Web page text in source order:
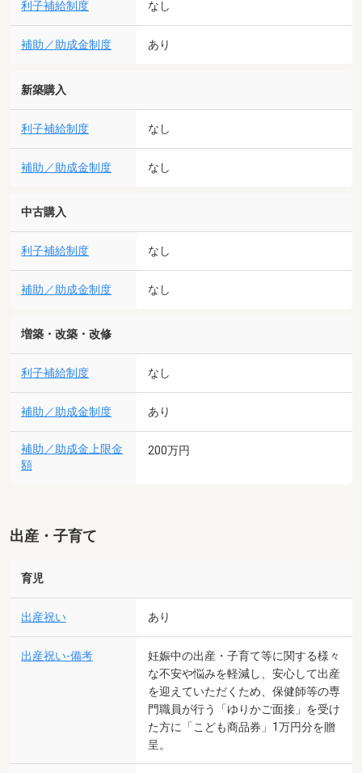
利子補給制度 なし
補助／助成金制度 あり
新築購入
利子補給制度 なし
補助／助成金制度 なし
中古購入
利子補給制度 なし
補助／助成金制度 なし
増築・改築・改修
利子補給制度 なし
補助／助成金制度 あり
補助／助成金上限金
額
200万円
出産・子育て
育児
出産祝い あり
出産祝い-備考
妊娠中の出産・子育て等に関する様々
な不安や悩みを軽減し、安心して出産
を迎えていただくため、保健師等の専
門職員が行う「ゆりかご面接」を受け
た方に「こども商品券」1万円分を贈
呈。